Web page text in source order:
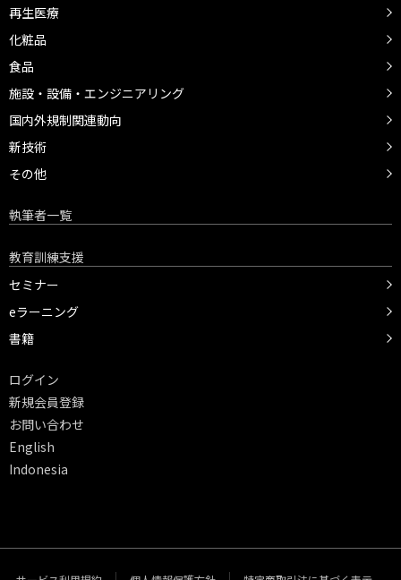
再生医療
化粧品
食品
施設・設備・エンジニアリング
国内外規制関連動向
新技術
その他
執筆者一覧
教育訓練支援
セミナー
eラーニング
書籍
ログイン
新規会員登録
お問い合わせ
English
Indonesia